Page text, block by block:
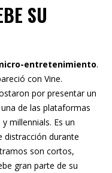
SU
entretenimiento.
con Vine.
por presentar un
de las plataformas
millennials. Es un
distracción durante
son cortos,
gran parte de su